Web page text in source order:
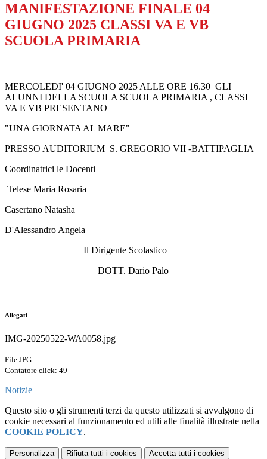
MANIFESTAZIONE FINALE 04
GIUGNO 2025 CLASSI VA E VB
SCUOLA PRIMARIA
MERCOLEDI' 04 GIUGNO 2025 ALLE ORE 16.30 GLI
ALUNNI DELLA SCUOLA SCUOLA PRIMARIA , CLASSI
VA E VB PRESENTANO
"UNA GIORNATA AL MARE"
PRESSO AUDITORIUM S. GREGORIO VII -BATTIPAGLIA
Coordinatrici le Docenti
Telese Maria Rosaria
Casertano Natasha
D'Alessandro Angela
Il Dirigente Scolastico
DOTT. Dario Palo
Allegati
IMG-20250522-WA0058.jpg
File JPG
Contatore click: 49
Notizie
Questo sito o gli strumenti terzi da questo utilizzati si avvalgono di
cookie necessari al funzionamento ed utili alle finalità illustrate nella
COOKIE POLICY.
Personalizza Rifiuta tutti i cookies Accetta tutti i cookies